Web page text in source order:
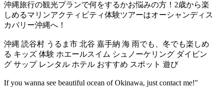
沖縄旅行の観光プランで何をするかお悩みの方！2歳から楽
しめるマリンアクティビティ体験ツアーはオーシャンディス
カバリー沖縄へ！
沖縄 読谷村 うるま市 北谷 嘉手納 海 雨でも、冬でも楽しめ
る キッズ 体験 ホエールスイム シュノーケリング ダイビン
グ サップ レンタル ホテル おすすめ スポット 遊び
If you wanna see beautiful ocean of Okinawa, just contact me!"